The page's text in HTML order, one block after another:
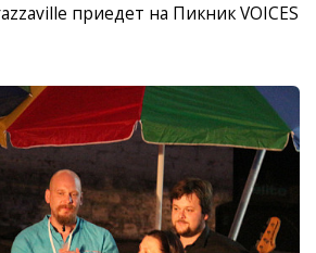
приедет на Пикник VOICES